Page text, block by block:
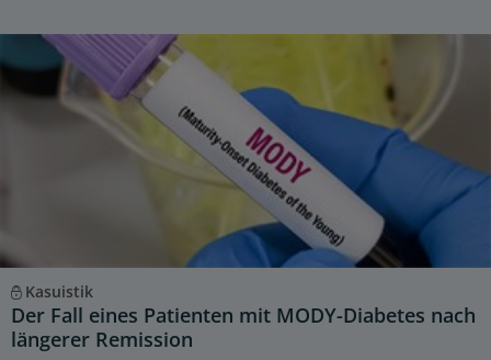
Kasuistik
Der Fall eines Patienten mit MODY-Diabetes nach
längerer Remission